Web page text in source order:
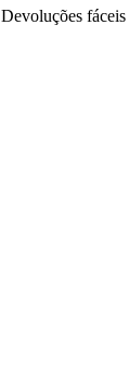
Devoluções fáceis